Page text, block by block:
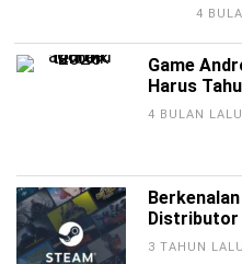
4
Game
Harus
4 BULAN LALU
Distributor
3 TAHUN LALU